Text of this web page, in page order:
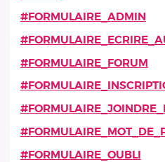
#FORMULAIRE_ADMIN
#FORMULAIRE_FORUM
#FORMULAIRE_OUBLI